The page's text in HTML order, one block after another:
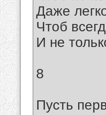
Даже
Чтоб
И не
8
Пусть